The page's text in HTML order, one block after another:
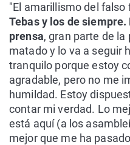
"El amarillismo del
Tebas y los de
prensa, gran parte de la
matado y lo va a seguir
tranquilo porque estoy
agradable, pero no me
humildad. Estoy
contar mi verdad. Lo
está aquí (a los
mejor que me ha